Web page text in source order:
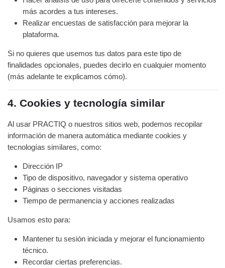
más acordes a tus intereses.
Realizar encuestas de satisfacción para mejorar la
plataforma.
Si no quieres que usemos tus datos para este tipo de
finalidades opcionales, puedes decirlo en cualquier momento
(más adelante te explicamos cómo).
4. Cookies y tecnología similar
Al usar PRACTIQ o nuestros sitios web, podemos recopilar
información de manera automática mediante cookies y
tecnologías similares, como:
Dirección IP
Tipo de dispositivo, navegador y sistema operativo
Páginas o secciones visitadas
Tiempo de permanencia y acciones realizadas
Usamos esto para:
Mantener tu sesión iniciada y mejorar el funcionamiento
técnico.
Recordar ciertas preferencias.